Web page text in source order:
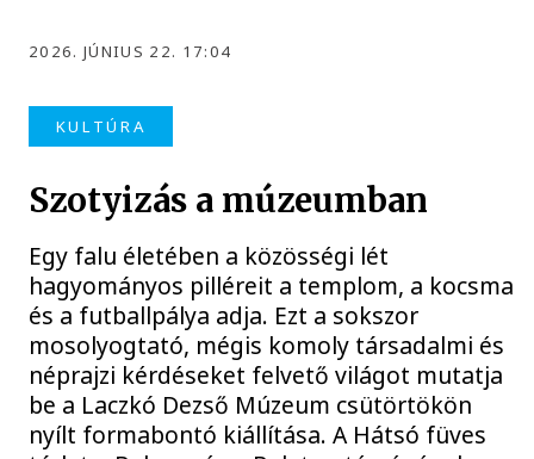
2026. JÚNIUS 22. 17:04
KULTÚRA
Szotyizás a múzeumban
Egy falu életében a közösségi lét
hagyományos pilléreit a templom, a kocsma
és a futballpálya adja. Ezt a sokszor
mosolyogtató, mégis komoly társadalmi és
néprajzi kérdéseket felvető világot mutatja
be a Laczkó Dezső Múzeum csütörtökön
nyílt formabontó kiállítása. A Hátsó füves